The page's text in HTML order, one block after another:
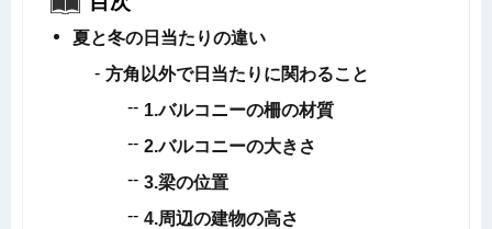
夏と冬の日当たりの違い
方角以外で日当たりに関わること
1.バルコニーの柵の材質
2.バルコニーの大きさ
3.梁の位置
4.周辺の建物の高さ